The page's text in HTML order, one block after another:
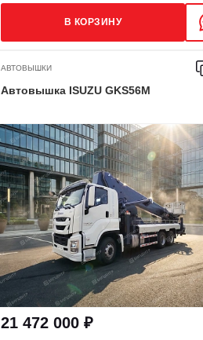
В КОРЗИНУ
АВТОВЫШКИ
Автовышка ISUZU GKS56M
21 472 000 ₽